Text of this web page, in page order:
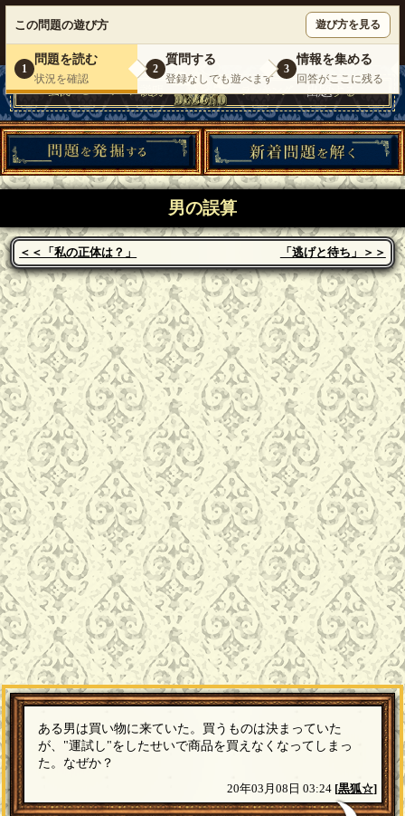
いらっしゃいませ。ゲスト |お問い合わせ
|
男の誤算
＜＜「私の正体は？」 「逃げと待ち」＞＞
この問題の遊び方 遊び方を見る
1
問題を読む
状況を確認
2
質問する
登録なしでも遊べます
3
情報を集める
回答がここに残る
ある男は買い物に来ていた。買うものは決まっていた
が、"運試し"をしたせいで商品を買えなくなってしまっ
た。なぜか？
20年03月08日 03:24 [黒狐☆]